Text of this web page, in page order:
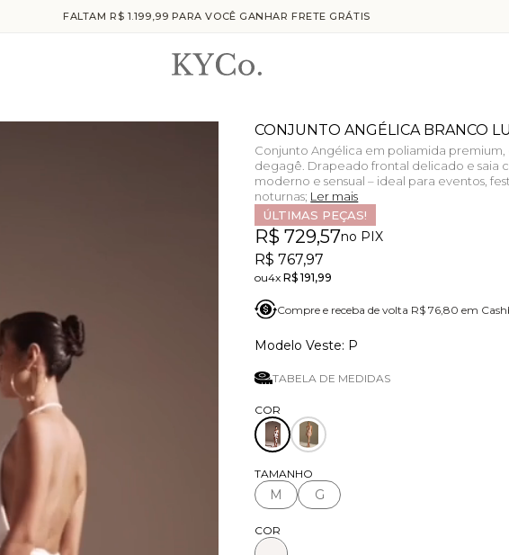
FALTAM R$ 1.199,99 PARA VOCÊ GANHAR FRETE GRÁTIS
CONJUNTO ANGÉLICA BRANCO
Conjunto Angélica em poliamida
degagê. Drapeado frontal delicado e saia
moderno e sensual – ideal para eventos,
noturnas; Ler mais
ÚLTIMAS PEÇAS!
R$ 729,57no PIX
R$ 767,97
4xR$ 191,99
Compre e receba de volta R$ 76,80 em
P
TABELA DE MEDIDAS
TAMANHO
M G
COR